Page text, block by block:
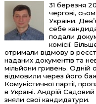
31 березня
чергові,
України.
себе
подали
комісії.
отримали відмову в
наданих документів та
мільйони гривень. Одній
відмовили через його
Комуністичної партії,
в Україні. Андрій
зняли свої кандидатури.